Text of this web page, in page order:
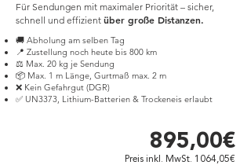
Für Sendungen mit maximaler Priorität – sicher,
schnell und effizient über große Distanzen.
🚚 Abholung am selben Tag
📍 Zustellung noch heute bis 800 km
⚖️ Max. 20 kg je Sendung
📦 Max. 1 m Länge, Gurtmaß max. 2 m
❌ Kein Gefahrgut (DGR)
✅ UN3373, Lithium-Batterien & Trockeneis erlaubt
895,00€
Preis inkl. MwSt. 1064,05€